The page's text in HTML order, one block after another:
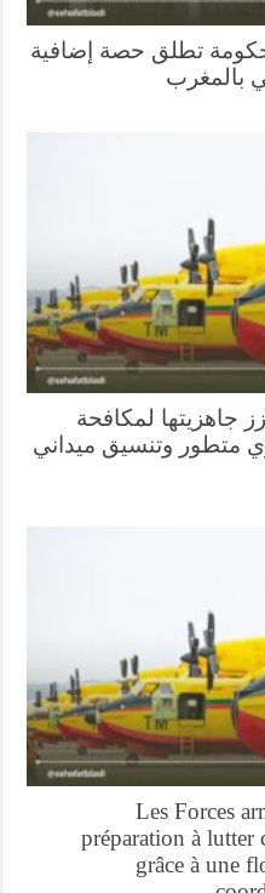
تطلق حصة إضافية
لمكافحة
وتنسيق ميداني
Les
préparation à
grâce à